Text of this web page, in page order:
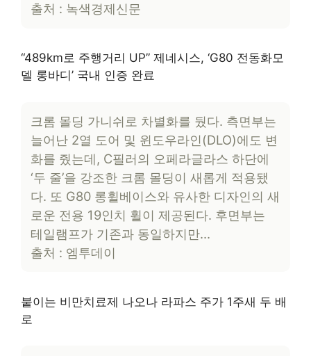
출처 : 녹색경제신문
“489km로 주행거리 UP” 제네시스, ‘G80 전동화모
델 롱바디’ 국내 인증 완료
크롬 몰딩 가니쉬로 차별화를 뒀다. 측면부는
늘어난 2열 도어 및 윈도우라인(DLO)에도 변
화를 줬는데, C필러의 오페라글라스 하단에
‘두 줄’을 강조한 크롬 몰딩이 새롭게 적용됐
다. 또 G80 롱휠베이스와 유사한 디자인의 새
로운 전용 19인치 휠이 제공된다. 후면부는
테일램프가 기존과 동일하지만…
출처 : 엠투데이
붙이는 비만치료제 나오나 라파스 주가 1주새 두 배
로